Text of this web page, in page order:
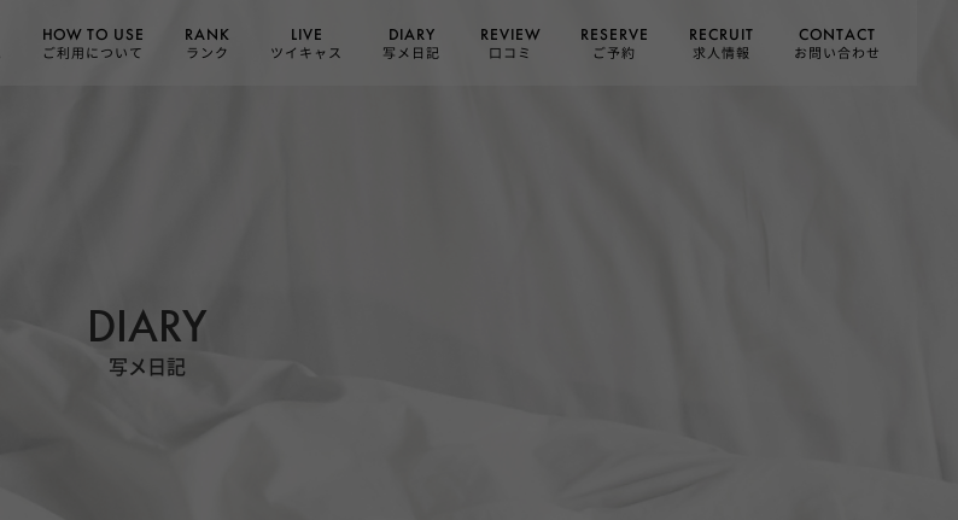
DIARY
写メ日記
HOW TO USE
ご利用について
RANK
ランク
LIVE
ツイキャス
DIARY
写メ日記
REVIEW
口コミ
RESERVE
ご予約
RECRUIT
求人情報
CONTACT
お問い合わせ